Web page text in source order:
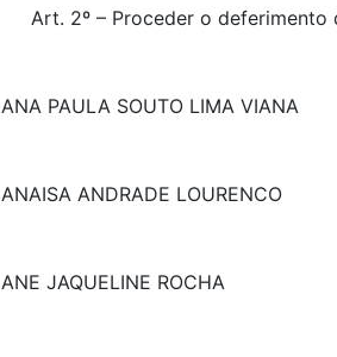
Art. 2º – Proceder o
ANA PAULA SOUTO LIMA VIANA
ANAISA ANDRADE LOURENCO
ANE JAQUELINE ROCHA